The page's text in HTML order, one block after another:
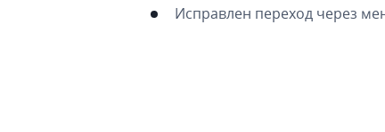
Исправлен переход через